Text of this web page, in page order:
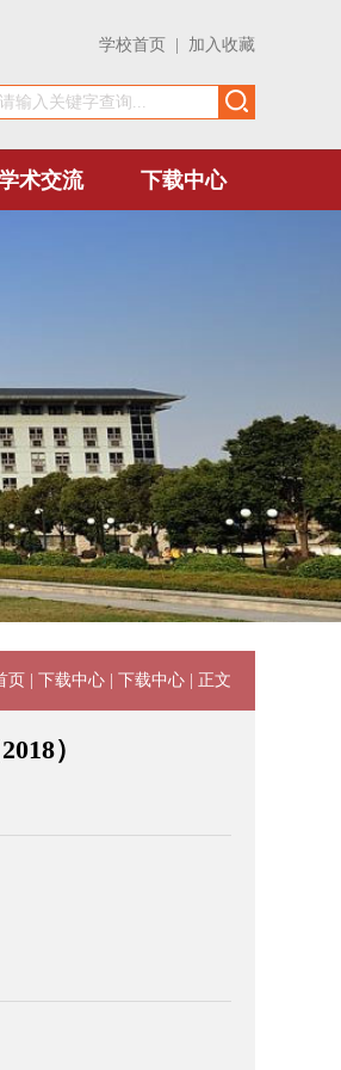
学校首页 加入收藏
术交流 下载中心
页 下载中心 下载中心 | 正文
）